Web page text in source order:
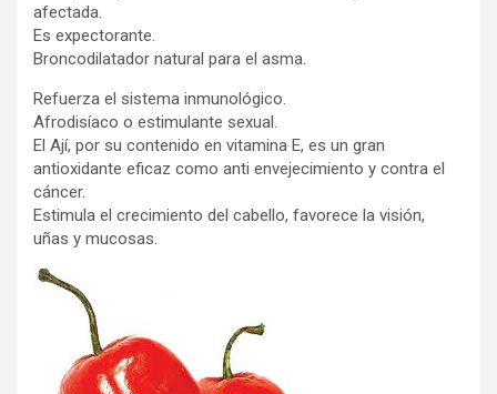
afectada.
Es expectorante.
Broncodilatador natural para el asma.
Refuerza el sistema inmunológico.
Afrodisíaco o estimulante sexual.
El Ají, por su contenido en vitamina E, es un gran
antioxidante eficaz como anti envejecimiento y contra el
cáncer.
Estimula el crecimiento del cabello, favorece la visión,
uñas y mucosas.